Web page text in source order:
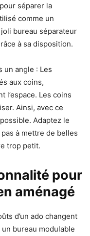
séparer la
comme un
joli bureau séparateur
à sa disposition.
un angle : Les
aux coins,
l’espace. Les coins
Ainsi, avec ce
Adaptez le
à mettre de belles
trop petit.
pour
aménagé
d’un ado changent
bureau modulable